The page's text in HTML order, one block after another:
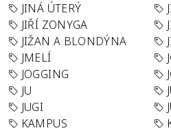
JINÁ ÚTERÝ
JIŘÍ ZONYGA
JIŽAN A BLONDÝNA
JMELÍ
JOGGING
JU
JUGI
KAMPUS